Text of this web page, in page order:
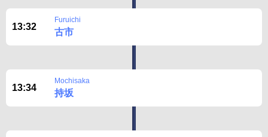
13:32
Furuichi
古市
13:34
Mochisaka
持坂